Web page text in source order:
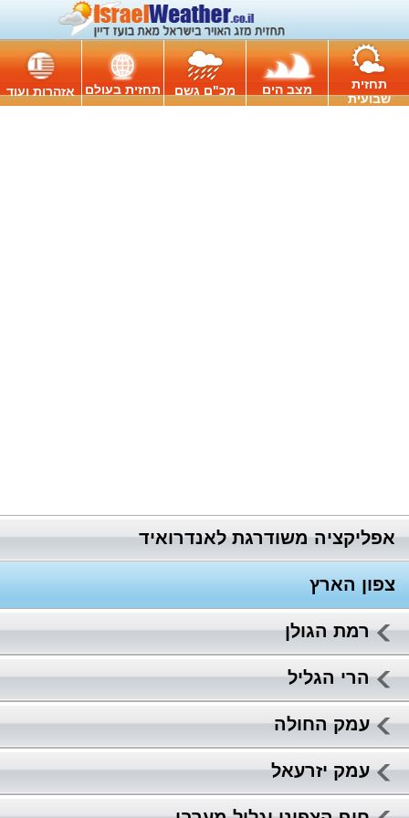
תחזית
שבועית
מצב הים מכ"ם גשם תחזית בעולם אזהרות ועוד
אפליקציה משודרגת לאנדרואיד
צפון הארץ
רמת הגולן
הרי הגליל
עמק החולה
עמק יזרעאל